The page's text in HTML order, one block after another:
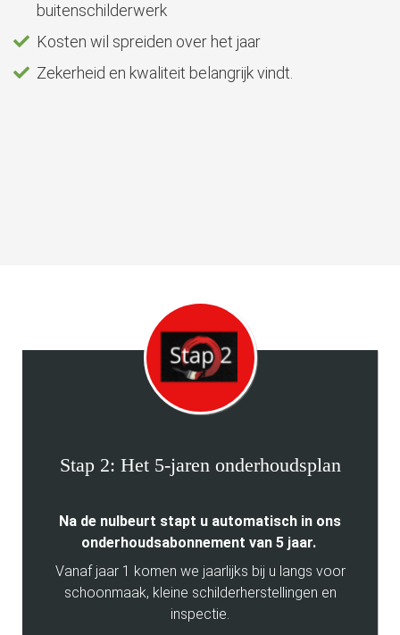
buitenschilderwerk
Kosten wil spreiden over het jaar
Zekerheid en kwaliteit belangrijk vindt.
Stap 2: Het 5-jaren onderhoudsplan
Na de nulbeurt stapt u automatisch in ons
onderhoudsabonnement van 5 jaar.
Vanaf jaar 1 komen we jaarlijks bij u langs voor
schoonmaak, kleine schilderherstellingen en
inspectie.